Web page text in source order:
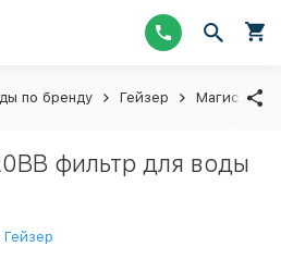
по бренду Гейзер
фильтр для воды
Гейзер